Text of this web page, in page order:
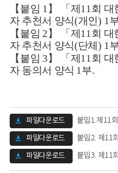
【 붙임 1 】 「 제11 회 대
자 추천서 양식(개인) 1
【 붙임 2 】 「 제11회 대
자 추천서 양식(단체) 1
【 붙임 3 】 「 제 11회 대
자 동의서 양식 1부.
파일다운로드
붙임1.제11회 대한
파일다운로드
붙임2. 제11회 대
파일다운로드
붙임3. 제11회 대